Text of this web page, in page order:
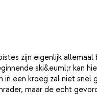
zijn eigenlijk
ski&euml;r kan
in een kroeg zal niet